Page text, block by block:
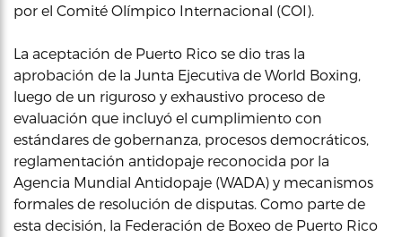
por el Comité Olímpico Internacional (COI).
La aceptación de Puerto Rico se dio tras la
aprobación de la Junta Ejecutiva de World Boxing,
luego de un riguroso y exhaustivo proceso de
evaluación que incluyó el cumplimiento con
estándares de gobernanza, procesos democráticos,
reglamentación antidopaje reconocida por la
Agencia Mundial Antidopaje (WADA) y mecanismos
formales de resolución de disputas. Como parte de
esta decisión, la Federación de Boxeo de Puerto Rico